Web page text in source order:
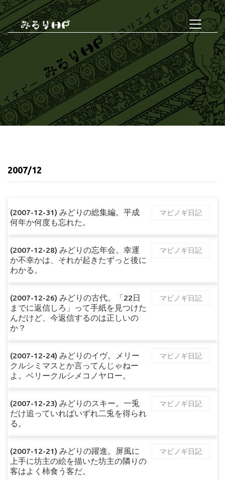
2007/12
(2007-12-31) みどりの総集編。平成
何年か何度も忘れた。
マビノギ日記
(2007-12-28) みどりの忘年会。幸運
か不幸かは、それが起きたずっと後に
わかる。
マビノギ日記
(2007-12-26) みどりの古代。「22日
までに返信しろ」って手紙を見つけた
んだけど、今返信するのは正しいの
か？
マビノギ日記
(2007-12-24) みどりのイヴ。メリー
クルシミマスとか言ってんじゃねー
よ。ベリークルシメコノヤロー。
マビノギ日記
(2007-12-23) みどりのスキー。一兎
だけ追っていればいずれ二兎を得られ
る。
マビノギ日記
(2007-12-21) みどりの躍進。屏風に
上手に坊主の絵を描いた坊主の隣りの
客はよく柿食う客だ。
マビノギ日記